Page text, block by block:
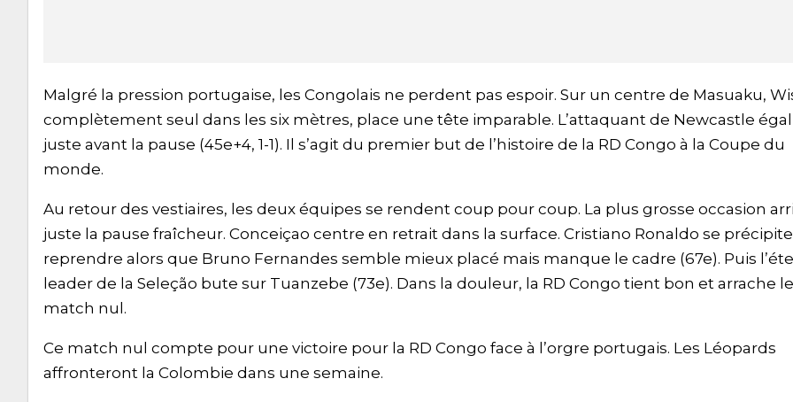
Malgré la pression portugaise, les Congolais ne perdent pas espoir. Sur un centre de Masuaku,
complètement seul dans les six mètres, place une tête imparable. L’attaquant de Newcastle
juste avant la pause (45e+4, 1-1). Il s’agit du premier but de l’histoire de la RD Congo à la Coupe du
monde.
Au retour des vestiaires, les deux équipes se rendent coup pour coup. La plus grosse occasion
juste la pause fraîcheur. Conceiçao centre en retrait dans la surface. Cristiano Ronaldo se
reprendre alors que Bruno Fernandes semble mieux placé mais manque le cadre (67e). Puis
leader de la Seleção bute sur Tuanzebe (73e). Dans la douleur, la RD Congo tient bon et arrache le
match nul.
Ce match nul compte pour une victoire pour la RD Congo face à l’orgre portugais. Les Léopards
affronteront la Colombie dans une semaine.